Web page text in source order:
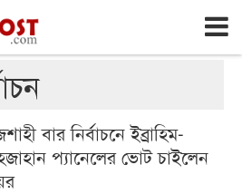
২৫শে শ্রাবণ ১৪৩৩
বার নির্বাচনে ইব্রাহিম-
প্যানেলের ভোট চাইলেন